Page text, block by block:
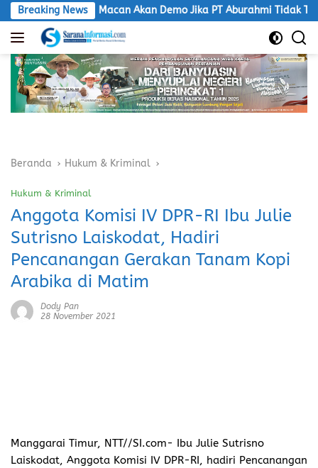
Langsung
ke
konten
Breaking News
LSM Macan Akan Demo Jika PT Aburahmi Tidak Taat Aturan
Beranda Hukum & Kriminal
Hukum & Kriminal
Anggota Komisi IV DPR-RI Ibu Julie
Sutrisno Laiskodat, Hadiri
Pencanangan Gerakan Tanam Kopi
Arabika di Matim
Dody Pan
28 November 2021
Manggarai Timur, NTT//SI.com-
Ibu Julie Sutrisno
Laiskodat, Anggota Komisi IV DPR-RI, hadiri Pencanangan